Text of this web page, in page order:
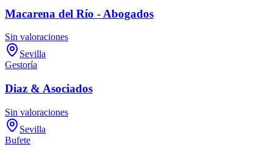
Macarena del Río - Abogados
Sin valoraciones
Sevilla
Gestoría
Diaz & Asociados
Sin valoraciones
Sevilla
Bufete